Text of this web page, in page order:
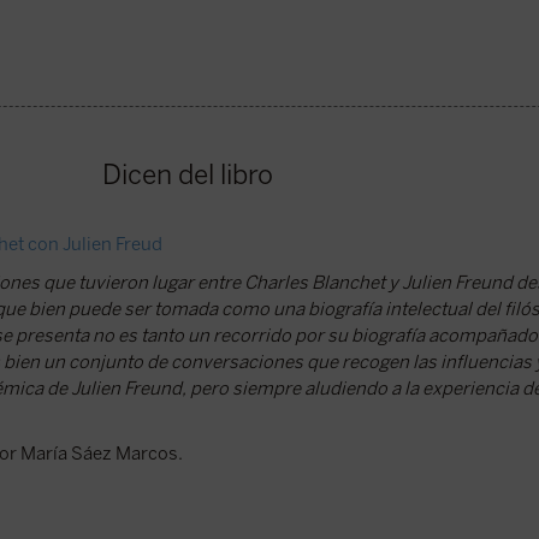
Dicen del libro
con Julien Freud
que tuvieron lugar entre Charles Blanchet y Julien Freund
bien puede ser tomada como una biografía intelectual del
presenta no es tanto un recorrido por su biografía
un conjunto de conversaciones que recogen las influencias
de Julien Freund, pero siempre aludiendo a la experiencia
María Sáez Marcos.